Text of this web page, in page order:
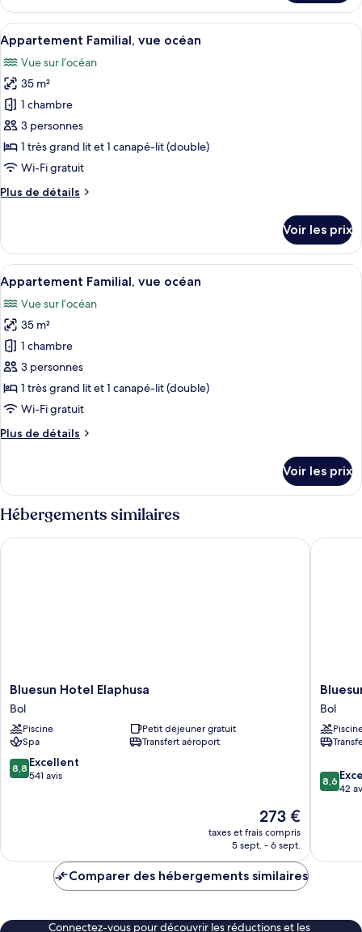
océan
le
type
de
chambre
Appartement
Familial,
vue
océan
Afficher
toutes
les
photos
pour
ce
type
de
chambre :
Appartement
océan
Une chambre à coucher
7
Appartement Familial, vue océan
Vue sur l’océan
35 m²
1 chambre
3 personnes
1 très grand lit et 1 canapé-lit (double)
Wi-Fi gratuit
Plus de détails
Plus
le
type
de
chambre
Appartement
Familial,
vue
océan
Voir les prix
Afficher
toutes
les
photos
pour
ce
type
de
chambre :
Appartement
océan
Une chambre à coucher moderne
7
Appartement Familial, vue océan
Vue sur l’océan
35 m²
1 chambre
3 personnes
1 très grand lit et 1 canapé-lit (double)
Wi-Fi gratuit
Plus de détails
Plus
le
type
de
chambre
Appartement
Voir les prix
Hébergements similaires
Bluesun
Hotel
Elaphusa
Bol
Bluesun Hotel Elaphusa
Bol
Piscine
Petit déjeuner gratuit
Spa
Transfert aéroport
8.8
sur
8,8 Excellent
541 avis
Le
nouveau
prix
de
273 €
taxes et frais compris
5 sept. - 6 sept.
Bluesun Hotel Elaphusa
Bluesun
Holiday
Village
Bonaca
Bol
Bol
8.6
sur
8,6
42
Bluesun
Comparer des hébergements similaires
Connectez-vous pour découvrir les réductions et les